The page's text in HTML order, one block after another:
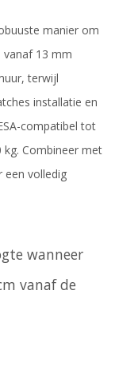
manier om
vanaf 13 mm
terwijl
installatie en
compatibel tot
Combineer met
een volledig
wanneer
vanaf de